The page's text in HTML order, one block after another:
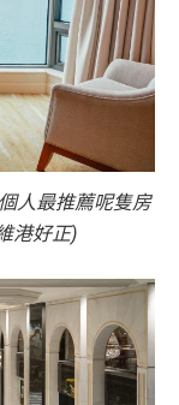
人最推薦呢隻房
港好正)